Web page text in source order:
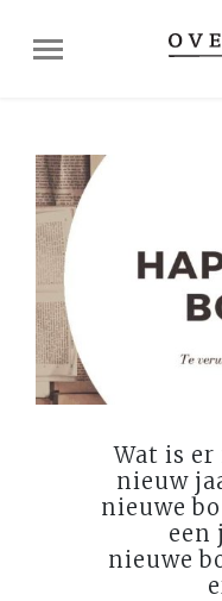
Wat is er
nieuw
nieuwe
een
nieuwe